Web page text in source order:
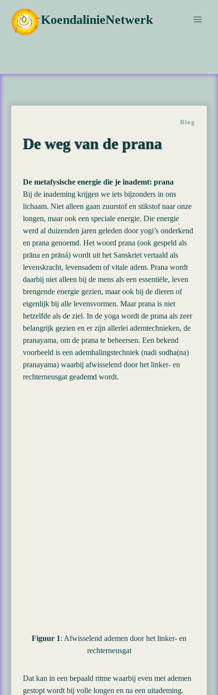
naar
inhoud
KoendalinieNetwerk
Blog
De weg van de prana
De metafysische energie die je inademt: prana
Bij de inademing krijgen we iets bijzonders in ons
lichaam. Niet alleen gaan zuurstof en stikstof naar onze
longen, maar ook een speciale energie. Die energie
werd al duizenden jaren geleden door yogi’s onderkend
en prana genoemd. Het woord prana (ook gespeld als
prāna en prāná) wordt uit het Sanskriet vertaald als
levenskracht, levensadem of vitale adem. Prana wordt
daarbij niet alleen bij de mens als een essentiële, leven
brengende energie gezien, maar ook bij de dieren of
eigenlijk bij alle levensvormen. Maar prana is niet
hetzelfde als de ziel. In de yoga wordt de prana als zeer
belangrijk gezien en er zijn allerlei ademtechnieken, de
pranayama, om de prana te beheersen. Een bekend
voorbeeld is een ademhalingstechniek (nadi sodha(na)
pranayama) waarbij afwisselend door het linker- en
rechterneusgat geademd wordt.
Figuur 1: Afwisselend ademen door het linker- en
rechterneusgat
Dat kan in een bepaald ritme waarbij even met ademen
gestopt wordt bij volle longen en na een uitademing.